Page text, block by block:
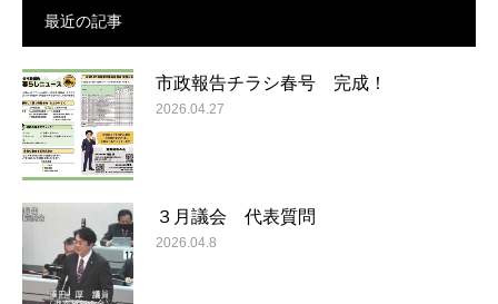
最近の記事
市政報告チラシ春号 完成！
2026.04.27
３月議会 代表質問
2026.04.8